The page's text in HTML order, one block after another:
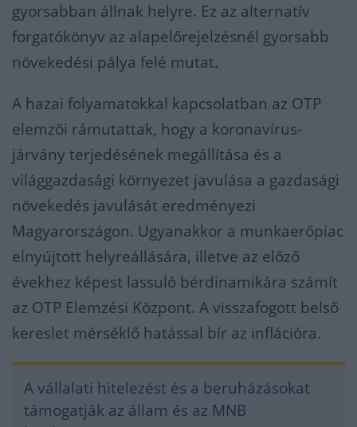
gyorsabban állnak helyre. Ez az alternatív
forgatókönyv az alapelőrejelzésnél gyorsabb
növekedési pálya felé mutat.
A hazai folyamatokkal kapcsolatban az OTP
elemzői rámutattak, hogy a koronavírus-
járvány terjedésének megállítása és a
világgazdasági környezet javulása a gazdasági
növekedés javulását eredményezi
Magyarországon. Ugyanakkor a munkaerőpiac
elnyújtott helyreállására, illetve az előző
évekhez képest lassuló bérdinamikára számít
az OTP Elemzési Központ. A visszafogott belső
kereslet mérséklő hatással bír az inflációra.
A vállalati hitelezést és a beruházásokat
támogatják az állam és az MNB